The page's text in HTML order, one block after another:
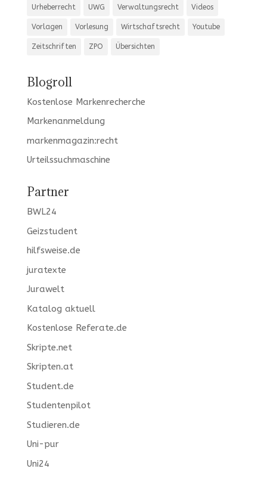
Urheberrecht UWG Verwaltungsrecht Videos
Vorlagen Vorlesung Wirtschaftsrecht Youtube
Zeitschriften ZPO Übersichten
Blogroll
Kostenlose Markenrecherche
Markenanmeldung
markenmagazin:recht
Urteilssuchmaschine
Partner
BWL24
Geizstudent
hilfsweise.de
juratexte
Jurawelt
Katalog aktuell
Kostenlose Referate.de
Skripte.net
Skripten.at
Student.de
Studentenpilot
Studieren.de
Uni-pur
Uni24